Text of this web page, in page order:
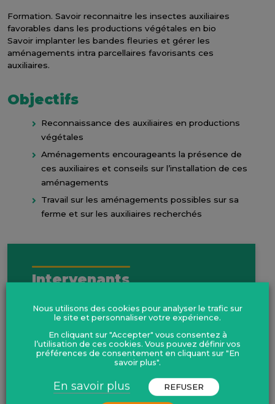
Formation. Savoir reconnaitre les insectes auxiliaires
favorables dans les productions végétales en bio
Savoir implanter les bandes fleuries et gérer les
aménagements intra parcellaires favorisants ces
auxiliaires.
Objectifs
Reconnaissance des auxiliaires en productions
végétales
Aménagements encourageants la présence de
ces auxiliaires et conseils sur l’installation de ces
aménagements
Travail sur les aménagements possibles sur sa
ferme et sur les auxiliaires recherchés
Intervenants
Villenave-Chasset Johanna - Docteur en
entomologie et écologie du paysage
Responsable
- Conseillère technique
Nous utilisons des cookies pour analyser le trafic sur
le site et personnaliser votre expérience.
En cliquant sur "Accepter" vous consentez à
l’utilisation de ces cookies. Vous pouvez définir vos
préférences de consentement en cliquant sur "En
savoir plus".
En savoir plus REFUSER